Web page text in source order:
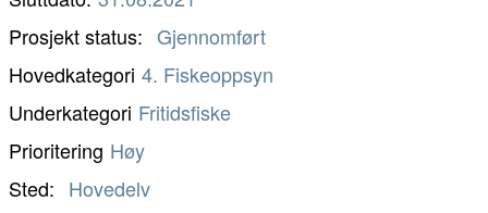
Prosjekt status
Gjennomført
Hovedkategori 4. Fiskeoppsyn
Underkategori Fritidsfiske
Prioritering Høy
Sted
Hovedelv